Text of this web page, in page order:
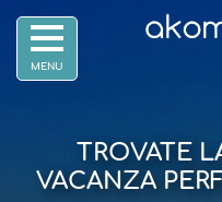
TROVATE
VACANZA